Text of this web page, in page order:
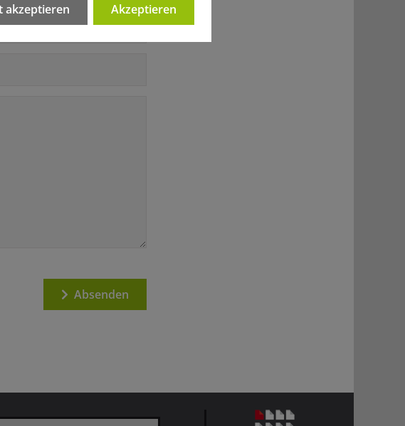
Absenden
akzeptieren Akzeptieren